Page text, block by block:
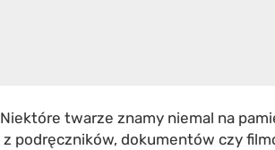
Niektóre twarze znamy niemal na
z podręczników, dokumentów czy